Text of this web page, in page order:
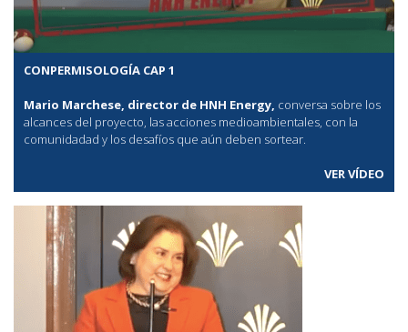
CONPERMISOLOGÍA CAP 1
Mario Marchese, director de HNH Energy, conversa sobre los
alcances del proyecto, las acciones medioambientales, con la
comunidadad y los desafíos que aún deben sortear.
VER VÍDEO